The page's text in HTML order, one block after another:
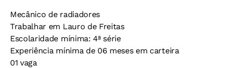
Mecânico de radiadores
Trabalhar em Lauro de Freitas
Escolaridade mínima: 4ª série
Experiência mínima de 06 meses em carteira
01 vaga